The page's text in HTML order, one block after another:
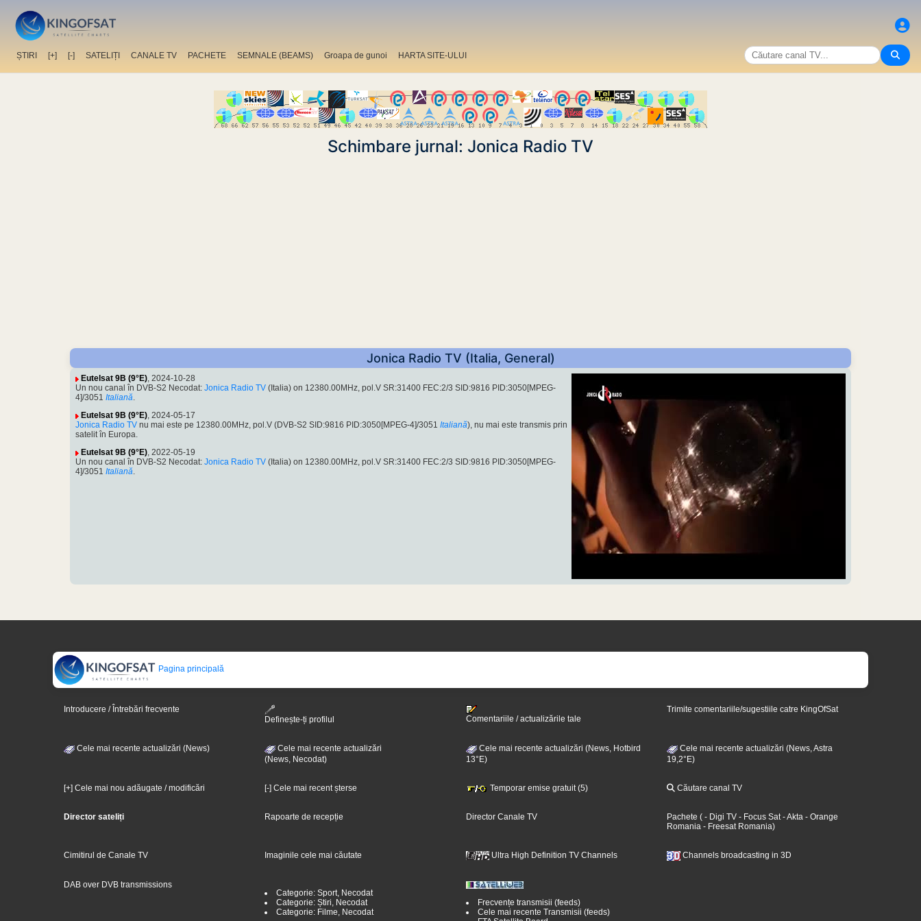
ȘTIRI [+] [-] SATELIȚI CANALE TV PACHETE SEMNALE (BEAMS) Groapa de gunoi HARTA SITE-ULUI
Schimbare jurnal: Jonica Radio TV
Jonica Radio TV (Italia, General)
Eutelsat 9B (9°E), 2024-10-28
Un nou canal în DVB-S2 Necodat: Jonica Radio TV (Italia) on 12380.00MHz, pol.V SR:31400 FEC:2/3 SID:9816 PID:3050[MPEG-
4]/3051 Italiană.
Eutelsat 9B (9°E), 2024-05-17
Jonica Radio TV nu mai este pe 12380.00MHz, pol.V (DVB-S2 SID:9816 PID:3050[MPEG-4]/3051 Italiană), nu mai este transmis prin
satelit în Europa.
Eutelsat 9B (9°E), 2022-05-19
Un nou canal în DVB-S2 Necodat: Jonica Radio TV (Italia) on 12380.00MHz, pol.V SR:31400 FEC:2/3 SID:9816 PID:3050[MPEG-
4]/3051 Italiană.
Pagina principală
Introducere / Întrebări frecvente
Definește-ți profilul
Comentariile / actualizările tale
Trimite comentariile/sugestiile catre KingOfSat
Cele mai recente actualizări (News)
Cele mai recente actualizări
(News, Necodat)
Cele mai recente actualizări (News, Hotbird
13°E)
Cele mai recente actualizări (News, Astra
19,2°E)
[+] Cele mai nou adăugate / modificări [-] Cele mai recent șterse Temporar emise gratuit (5) Căutare canal TV
Director sateliți Rapoarte de recepție Director Canale TV Pachete (- Digi TV - Focus Sat- Akta - Orange
Romania - Freesat Romania)
Cimitirul de Canale TV Imaginile cele mai căutate Ultra High Definition TV Channels Channels broadcasting in 3D
DAB over DVB transmissions
Categorie: Sport, Necodat
Categorie: Știri, Necodat
Categorie: Filme, Necodat
Frecvențe transmisii (feeds)
Cele mai recente Transmisii (feeds)